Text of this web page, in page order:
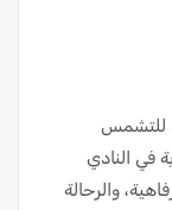
للتشمس
في النادي
والرحالة